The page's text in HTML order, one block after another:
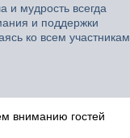
и мудрость всегда
и поддержки
ко всем участникам
вниманию гостей